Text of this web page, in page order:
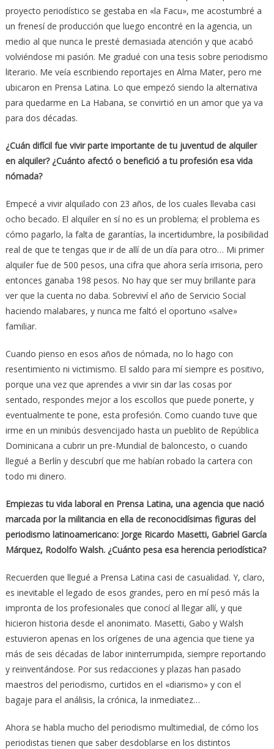
proyecto periodístico se gestaba en «la Facu», me acostumbré a
un frenesí de producción que luego encontré en la agencia, un
medio al que nunca le presté demasiada atención y que acabó
volviéndose mi pasión. Me gradué con una tesis sobre periodismo
literario. Me veía escribiendo reportajes en Alma Mater, pero me
ubicaron en Prensa Latina. Lo que empezó siendo la alternativa
para quedarme en La Habana, se convirtió en un amor que ya va
para dos décadas.
¿Cuán difícil fue vivir parte importante de tu juventud de alquiler
en alquiler? ¿Cuánto afectó o benefició a tu profesión esa vida
nómada?
Empecé a vivir alquilado con 23 años, de los cuales llevaba casi
ocho becado. El alquiler en sí no es un problema; el problema es
cómo pagarlo, la falta de garantías, la incertidumbre, la posibilidad
real de que te tengas que ir de allí de un día para otro… Mi primer
alquiler fue de 500 pesos, una cifra que ahora sería irrisoria, pero
entonces ganaba 198 pesos. No hay que ser muy brillante para
ver que la cuenta no daba. Sobreviví el año de Servicio Social
haciendo malabares, y nunca me faltó el oportuno «salve»
familiar.
Cuando pienso en esos años de nómada, no lo hago con
resentimiento ni victimismo. El saldo para mí siempre es positivo,
porque una vez que aprendes a vivir sin dar las cosas por
sentado, respondes mejor a los escollos que puede ponerte, y
eventualmente te pone, esta profesión. Como cuando tuve que
irme en un minibús desvencijado hasta un pueblito de República
Dominicana a cubrir un pre-Mundial de baloncesto, o cuando
llegué a Berlín y descubrí que me habían robado la cartera con
todo mi dinero.
Empiezas tu vida laboral en Prensa Latina, una agencia que nació
marcada por la militancia en ella de reconocidísimas figuras del
periodismo latinoamericano: Jorge Ricardo Masetti, Gabriel García
Márquez, Rodolfo Walsh. ¿Cuánto pesa esa herencia periodística?
Recuerden que llegué a Prensa Latina casi de casualidad. Y, claro,
es inevitable el legado de esos grandes, pero en mí pesó más la
impronta de los profesionales que conocí al llegar allí, y que
hicieron historia desde el anonimato. Masetti, Gabo y Walsh
estuvieron apenas en los orígenes de una agencia que tiene ya
más de seis décadas de labor ininterrumpida, siempre reportando
y reinventándose. Por sus redacciones y plazas han pasado
maestros del periodismo, curtidos en el «diarismo» y con el
bagaje para el análisis, la crónica, la inmediatez…
Ahora se habla mucho del periodismo multimedial, de cómo los
periodistas tienen que saber desdoblarse en los distintos